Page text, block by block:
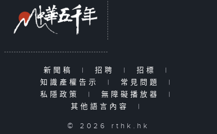
新聞稿 | 招聘 | 招標
|
知識產權告示
| 常見問題
|
私隱政策
| 無障礙播放器
|
其他語言內容
|
© 2026 rthk.hk